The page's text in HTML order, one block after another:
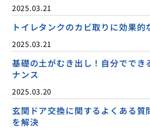
2025.03.21
トイレタンクのカビ取りに効果的
2025.03.21
基礎の土がむき出し！自分ででき
ナンス
2025.03.20
玄関ドア交換に関するよくある質
を解決